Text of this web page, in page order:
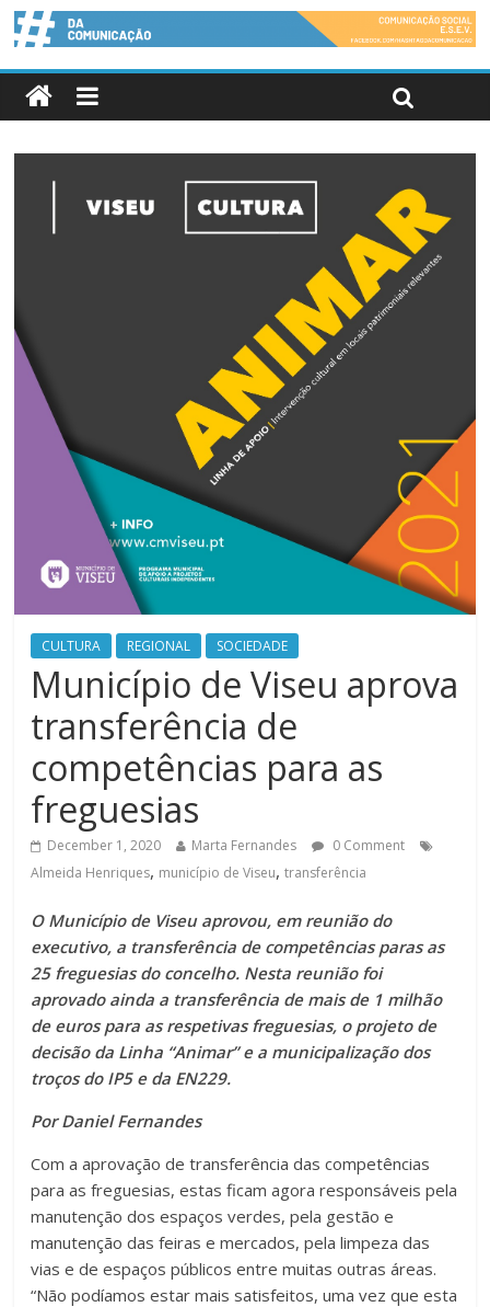
CULTURA REGIONAL SOCIEDADE
Município de Viseu aprova
transferência de
competências para as
freguesias
December 1, 2020 Marta Fernandes
0 Comment
Almeida Henriques, município de Viseu,transferência
O Município de Viseu aprovou, em reunião do
executivo, a transferência de competências paras as
25 freguesias do concelho. Nesta reunião foi
aprovado ainda a transferência de mais de 1 milhão
de euros para as respetivas freguesias, o projeto de
decisão da Linha “Animar” e a municipalização dos
troços do IP5 e da EN229.
Por Daniel Fernandes
Com a aprovação de transferência das competências
para as freguesias, estas ficam agora responsáveis pela
manutenção dos espaços verdes, pela gestão e
manutenção das feiras e mercados, pela limpeza das
vias e de espaços públicos entre muitas outras áreas.
“Não podíamos estar mais satisfeitos, uma vez que esta